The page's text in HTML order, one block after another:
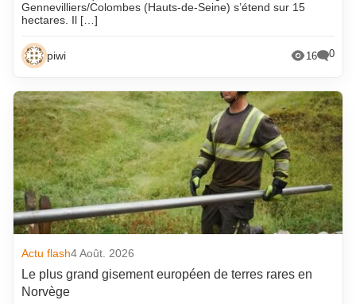
Gennevilliers/Colombes (Hauts-de-Seine) s’étend sur 15
hectares. Il […]
piwi 16 0
Actu flash4 Août. 2026
Le plus grand gisement européen de terres rares en
Norvège